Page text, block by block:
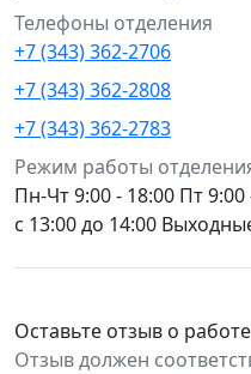
Телефоны отделения
+7 (343) 362-2706
+7 (343) 362-2808
+7 (343) 362-2783
Режим работы
Пн-Чт 9:00 - 18:00 Пт
с 13:00 до 14:00
Оставьте отзыв о
Отзыв должен